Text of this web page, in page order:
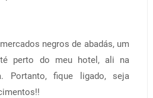
negros de abadás, um
perto do meu hotel, ali na
Portanto, fique ligado, seja